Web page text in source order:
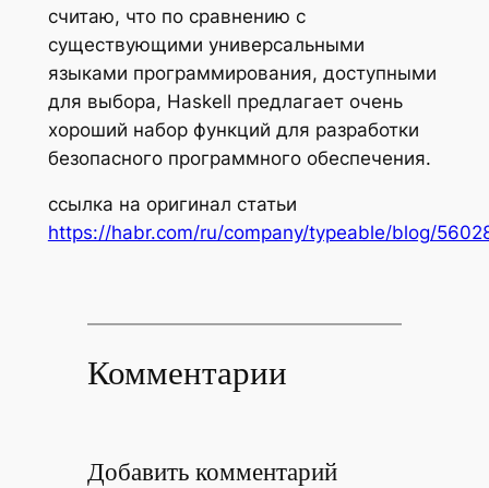
считаю, что по сравнению с
существующими универсальными
языками программирования, доступными
для выбора, Haskell предлагает очень
хороший набор функций для разработки
безопасного программного обеспечения.
ссылка на оригинал статьи
https://habr.com/ru/company/typeable/blog/
Комментарии
Добавить комментарий